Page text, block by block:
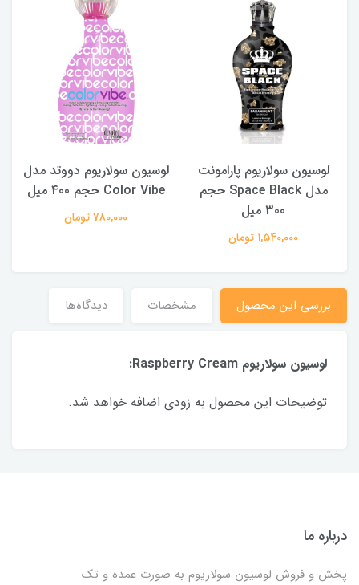
لوسیون سولاریوم پارامونت
مدل Space Black حجم
300 میل
1,540,000 تومان
لوسیون سولاریوم دووتد مدل
Color Vibe حجم 400 میل
780,000 تومان
بررسی این محصول مشخصات دیدگاه‌ها
لوسیون سولاریوم Raspberry Cream:
توضیحات این محصول به زودی اضافه خواهد شد.
درباره ما
پخش و فروش لوسیون سولاریوم به صورت عمده و تک